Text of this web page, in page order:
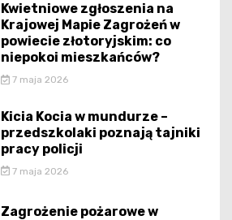
Kwietniowe zgłoszenia na
Krajowej Mapie Zagrożeń w
powiecie złotoryjskim: co
niepokoi mieszkańców?
7 maja 2026
Kicia Kocia w mundurze –
przedszkolaki poznają tajniki
pracy policji
7 maja 2026
Zagrożenie pożarowe w